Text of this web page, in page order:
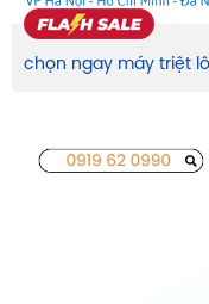
chọn ngay máy triệt